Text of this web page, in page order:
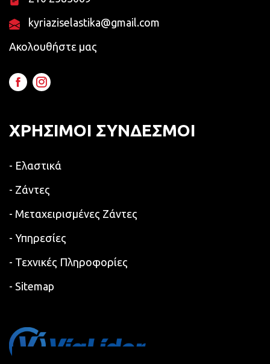
kyriaziselastika@gmail.com
Ακολουθήστε μας
ΧΡΗΣΙΜΟΙ ΣΥΝΔΕΣΜΟΙ
- Eλαστικά
- Ζάντες
- Μεταχειρισμένες Ζάντες
- Υπηρεσίες
- Τεχνικές Πληροφορίες
- Sitemap